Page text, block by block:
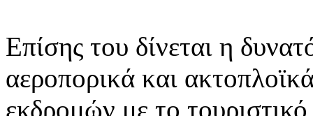
Επίσης του δίνεται η
αεροπορικά και
εκδρομών με το